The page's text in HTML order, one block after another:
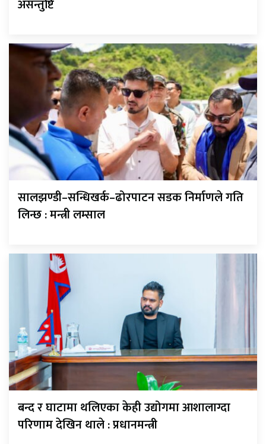
असन्तुष्टि
सालझण्डी–सन्धिखर्क–ढोरपाटन सडक निर्माणले गति
लिन्छ : मन्त्री लम्साल
बन्द र घाटामा थलिएका केही उद्योगमा आशालाग्दा
परिणाम देखिन थाले : प्रधानमन्त्री